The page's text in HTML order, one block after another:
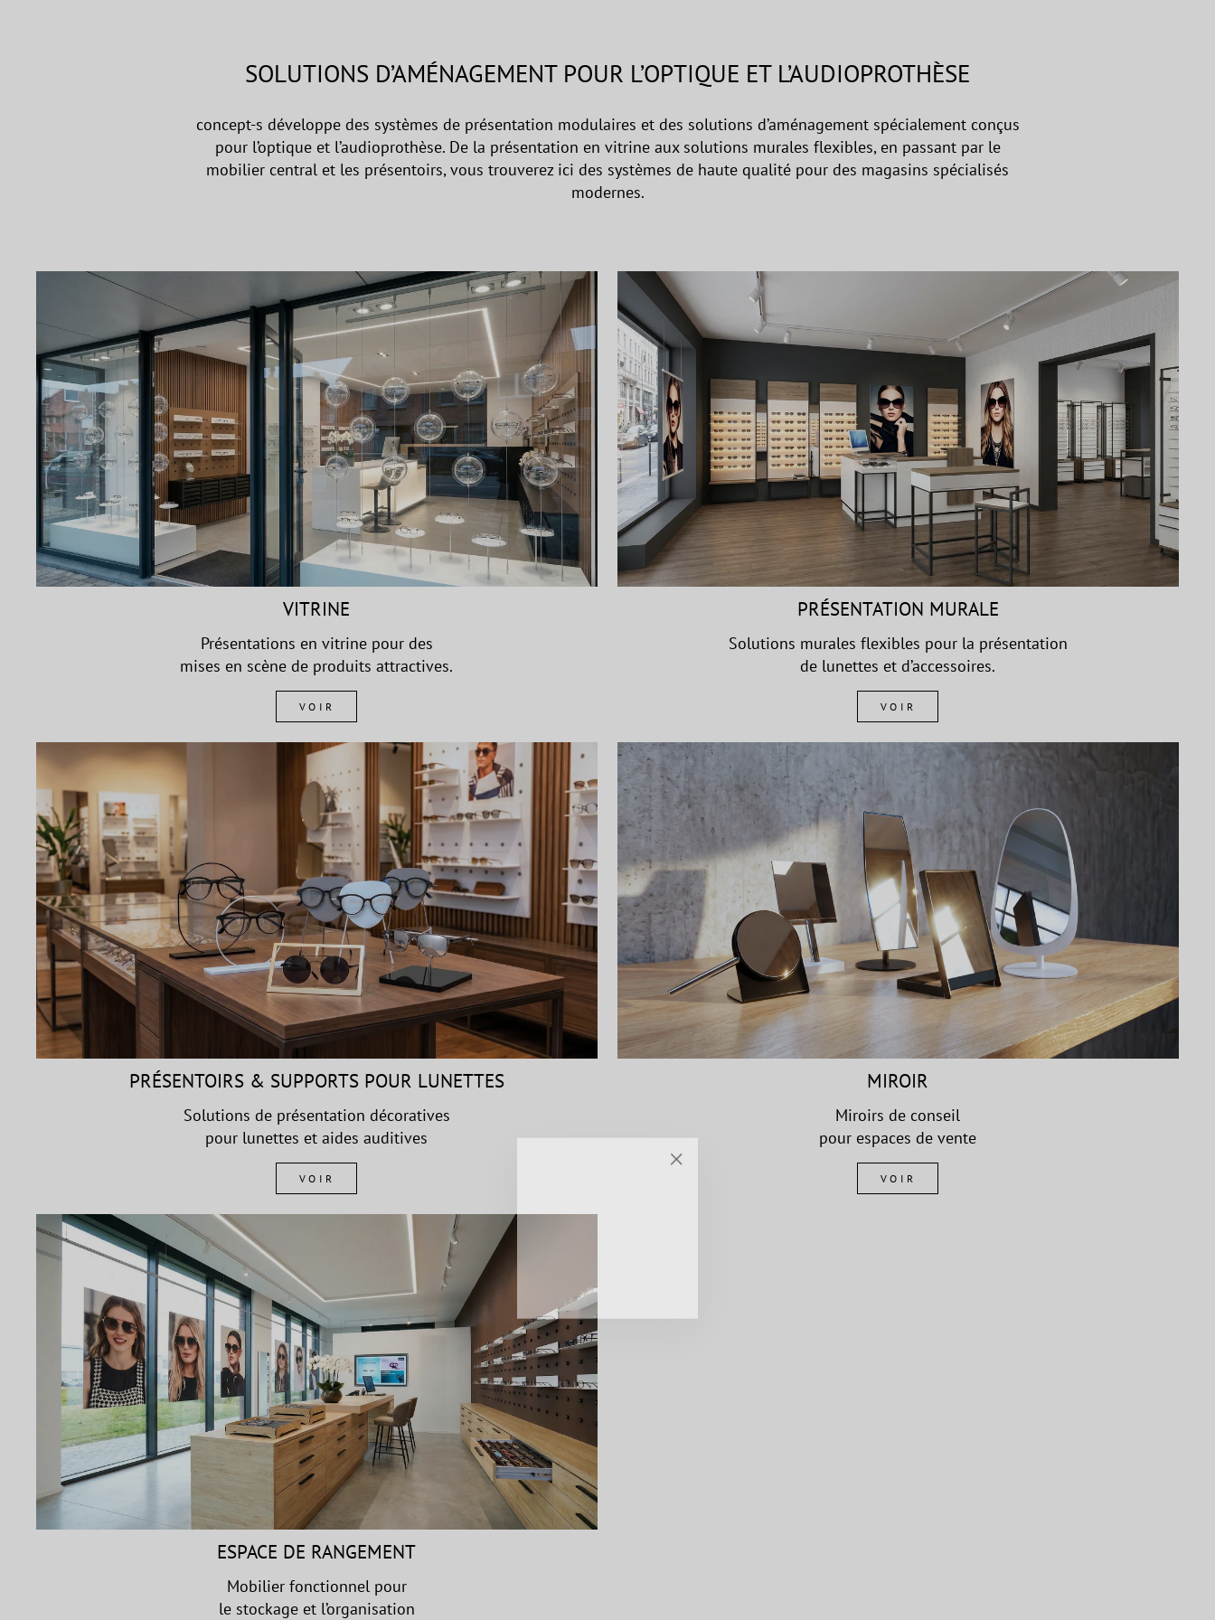
"Fermer
SOLUTIONS D’AMÉNAGEMENT POUR L’OPTIQUE ET L’AUDIOPROTHÈSE
concept-s développe des systèmes de présentation modulaires et des solutions d’aménagement spécialement conçus
pour l’optique et l’audioprothèse. De la présentation en vitrine aux solutions murales flexibles, en passant par le
mobilier central et les présentoirs, vous trouverez ici des systèmes de haute qualité pour des magasins spécialisés
modernes.
VITRINE
Présentations en vitrine pour des
mises en scène de produits attractives.
VOIR
PRÉSENTATION MURALE
Solutions murales flexibles pour la présentation
de lunettes et d’accessoires.
VOIR
PRÉSENTOIRS & SUPPORTS POUR LUNETTES
Solutions de présentation décoratives
pour lunettes et aides auditives
VOIR
MIROIR
Miroirs de conseil
pour espaces de vente
VOIR
ESPACE DE RANGEMENT
Mobilier fonctionnel pour
le stockage et l’organisation